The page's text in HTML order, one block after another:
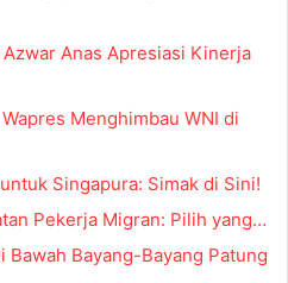
Anas Apresiasi Kinerja
Menghimbau WNI di
Singapura: Simak di Sini!
Pekerja Migran: Pilih yang…
Bawah Bayang-Bayang Patung